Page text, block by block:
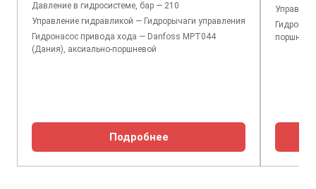
Давление в гидросистеме, бар — 210
Управление гидравликой — Гидрорычаги управления
Гидронасос привода хода — Danfoss MPT044
(Дания), аксиально-поршневой
Подробнее